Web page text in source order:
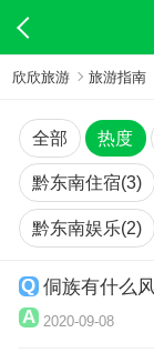
欣欣旅游 旅游指南
全部 热度
黔东南住宿(3)
黔东南娱乐(2)
侗族有什么
2020-09-08